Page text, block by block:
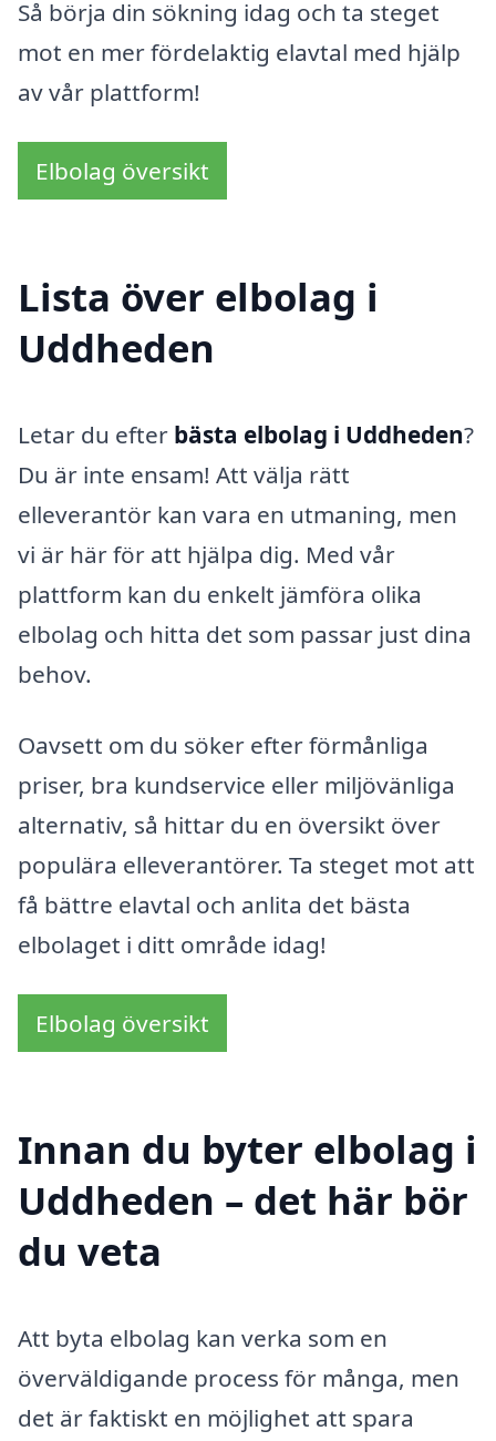
Så börja din sökning idag och ta steget
mot en mer fördelaktig elavtal med hjälp
av vår plattform!
Elbolag översikt
Lista över elbolag i
Uddheden
Letar du efter bästa elbolag i Uddheden?
Du är inte ensam! Att välja rätt
elleverantör kan vara en utmaning, men
vi är här för att hjälpa dig. Med vår
plattform kan du enkelt jämföra olika
elbolag och hitta det som passar just dina
behov.
Oavsett om du söker efter förmånliga
priser, bra kundservice eller miljövänliga
alternativ, så hittar du en översikt över
populära elleverantörer. Ta steget mot att
få bättre elavtal och anlita det bästa
elbolaget i ditt område idag!
Elbolag översikt
Innan du byter elbolag i
Uddheden – det här bör
du veta
Att byta elbolag kan verka som en
överväldigande process för många, men
det är faktiskt en möjlighet att spara